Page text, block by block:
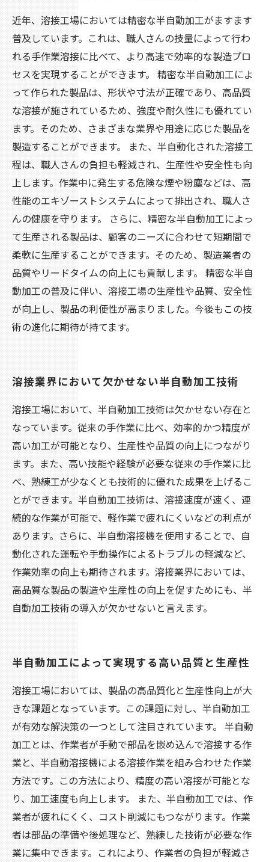
近年、溶接工場においては精密な半自動加工がますます
普及しています。これは、職人さんの技量によって行わ
れる手作業溶接に比べて、より高速で効率的な製造プロ
セスを実現することができます。 精密な半自動加工によ
って作られた製品は、形状や寸法が正確であり、高品質
な溶接が施されているため、強度や耐久性にも優れてい
ます。そのため、さまざまな業界や用途に応じた製品を
製造することができます。 また、半自動化された溶接工
程は、職人さんの負担も軽減され、生産性や安全性も向
上します。作業中に発生する危険な煙や粉塵などは、高
性能のエキゾーストシステムによって排出され、職人さ
んの健康を守ります。 さらに、精密な半自動加工によっ
て生産される製品は、顧客のニーズに合わせて短期間で
柔軟に生産することができます。そのため、製造業者の
品質やリードタイムの向上にも貢献します。 精密な半自
動加工の普及に伴い、溶接工場の生産性や品質、安全性
が向上し、製品の利便性が高まりました。今後もこの技
術の進化に期待が持てます。
溶接業界において欠かせない半自動加工技術
溶接工場において、半自動加工技術は欠かせない存在と
なっています。従来の手作業に比べ、効率的かつ精度が
高い加工が可能となり、生産性や品質の向上につながり
ます。また、高い技能や経験が必要な従来の手作業に比
べ、熟練工が少なくとも技術的に優れた成果を上げるこ
とができます。半自動加工技術は、溶接速度が速く、連
続的な作業が可能で、軽作業で疲れにくいなどの利点が
あります。さらに、半自動溶接機を使用することで、自
動化された運転や手動操作によるトラブルの軽減など、
作業効率の向上も期待されます。溶接業界においては、
高品質な製品の製造や生産性の向上を促すためにも、半
自動加工技術の導入が欠かせないと言えます。
半自動加工によって実現する高い品質と生産性
溶接工場においては、製品の高品質化と生産性向上が大
きな課題となっています。この課題に対し、半自動加工
が有効な解決策の一つとして注目されています。 半自動
加工とは、作業者が手動で部品を嵌め込んで溶接する作
業と、半自動溶接機による溶接作業を組み合わせた作業
方法です。この方法により、精度の高い溶接が可能とな
り、加工速度も向上します。 また、半自動加工では、作
業者が疲れにくく、コスト削減にもつながります。作業
者は部品の準備や後処理など、熟練した技術が必要な作
業に集中できます。これにより、作業者の負担が軽減さ